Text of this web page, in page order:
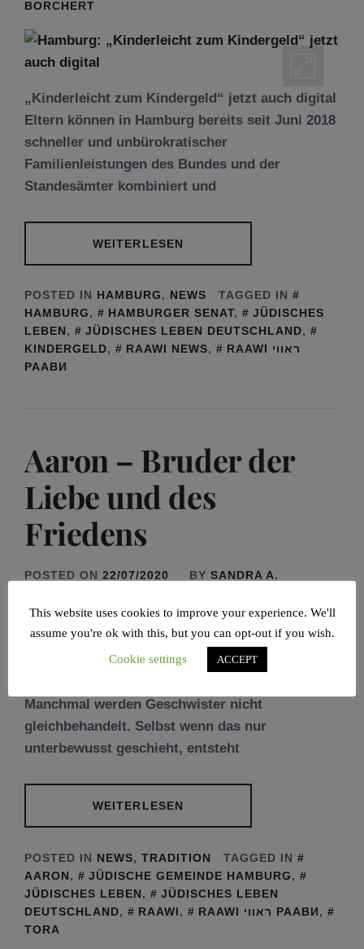
BORCHERT
„Kinderleicht zum Kindergeld“ jetzt auch digital
Eltern können in Hamburg bereits seit Juni 2018
schneller und unbürokratischer
Familienleistungen des Bundes und der
Standesämter kombiniert und
WEITERLESEN
POSTED IN HAMBURG, NEWS
TAGGED IN
HAMBURG, HAMBURGER SENAT,
JÜDISCHES
LEBEN, JÜDISCHES LEBEN DEUTSCHLAND,
KINDERGELD, RAAWI NEWS,
RAAWI ראווי
РААВИ
Aaron – Bruder der
Liebe und des
Friedens
POSTED ON 22/07/2020 BY SANDRA A.
Es ist bekannt, dass sich die Fehler der Eltern
Manchmal werden Geschwister nicht
gleichbehandelt. Selbst wenn das nur
unterbewusst geschieht, entsteht
WEITERLESEN
POSTED IN NEWS, TRADITION
TAGGED IN
AARON, JÜDISCHE GEMEINDE HAMBURG,
JÜDISCHES LEBEN,
JÜDISCHES LEBEN
DEUTSCHLAND, RAAWI, RAAWI ראווי РААВИ,
TORA
This website uses cookies to improve your experience. We'll
assume you're ok with this, but you can opt-out if you wish.
Cookie settings
ACCEPT